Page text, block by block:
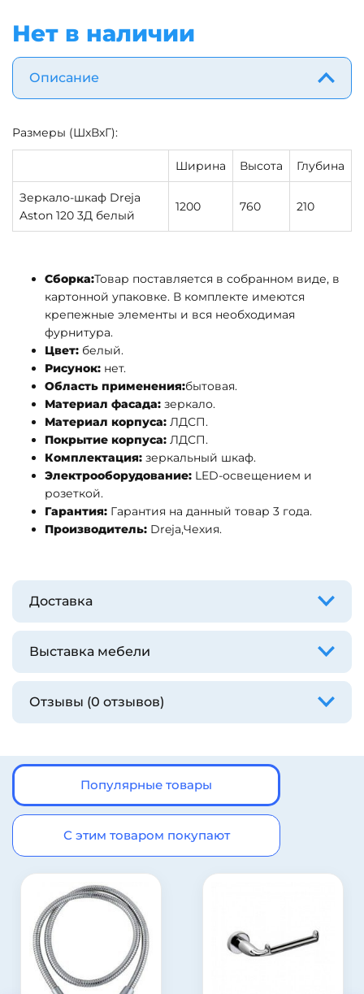
Нет в наличии
Описание
Размеры (ШхВхГ):
Ширина Высота Глубина
Зеркало-шкаф Dreja
Aston 120 3Д белый
1200 760 210
Сборка:Товар поставляется в собранном виде, в
картонной упаковке. В комплекте имеются
крепежные элементы и вся необходимая
фурнитура.
Цвет: белый.
Рисунок: нет.
Область применения:бытовая.
Материал фасада: зеркало.
Материал корпуса: ЛДСП.
Покрытие корпуса: ЛДСП.
Комплектация: зеркальный шкаф.
Электрооборудование: LED-освещением и
розеткой.
Гарантия: Гарантия на данный товар 3 года.
Производитель: Dreja,Чехия.
Доставка
Выставка мебели
Отзывы (0 отзывов)
Популярные товары
С этим товаром покупают